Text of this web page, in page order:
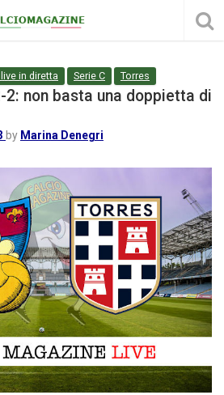
in diretta Serie C Torres
2: non basta una doppietta di
by Marina Denegri